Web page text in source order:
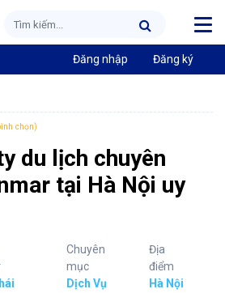
Đăng nhập Đăng ký
chọn)
du lịch chuyên
tại Hà Nội uy
Chuyên
mục
Dịch Vụ
Địa
điểm
Hà Nội